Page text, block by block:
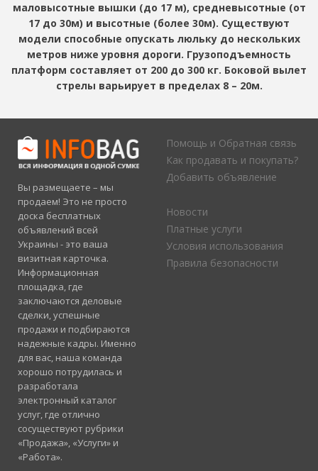
маловысотные вышки (до 17 м), средневысотные (от
17 до 30м) и высотные (более 30м). Существуют
модели способные опускать люльку до нескольких
метров ниже уровня дороги. Грузоподъемность
платформ составляет от 200 до 300 кг. Боковой вылет
стрелы варьирует в пределах 8 – 20м.
Вы размещаете – мы
продаем! Это не просто
доска бесплатных
объявлений всей
Украины - это ваша
визитная карточка.
Информационная
площадка, где
заключаются деловые
сделки, успешные
продажи и подбираются
надежные кадры. Именно
для вас, наша команда
хорошо потрудилась и
разработала
электронный каталог
услуг, где отлично
сосуществуют рубрики
«Продажа», «Услуги» и
«Работа».
Помощь и Обратная связь
Как продавать и покупать?
Добавить объявление
Новости
Платные услуги
Условия использования
Правила безопасности